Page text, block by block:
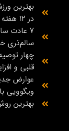
بهترین
در ۱۲ هفته
7 عادت
سالم‌تری
چهار
قلبی و
عوارض
ویگوویی
بهترین